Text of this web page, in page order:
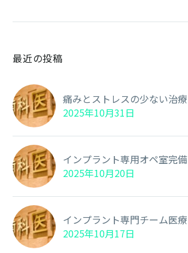
最近の投稿
痛みとストレスの少ない治療
2025年10月31日
インプラント専用オペ室完備
2025年10月20日
インプラント専門チーム医療
2025年10月17日